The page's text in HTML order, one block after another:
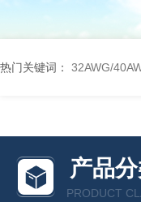
热门关键词： 32AWG/
产品
PRODUCT